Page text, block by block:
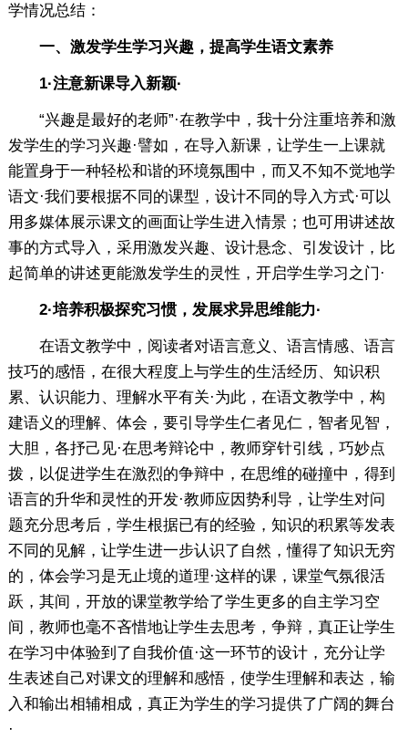
学情况总结：
一、激发学生学习兴趣，提高学生语文素养
1·注意新课导入新颖·
“兴趣是最好的老师”·在教学中，我十分注重培养和激
发学生的学习兴趣·譬如，在导入新课，让学生一上课就
能置身于一种轻松和谐的环境氛围中，而又不知不觉地学
语文·我们要根据不同的课型，设计不同的导入方式·可以
用多媒体展示课文的画面让学生进入情景；也可用讲述故
事的方式导入，采用激发兴趣、设计悬念、引发设计，比
起简单的讲述更能激发学生的灵性，开启学生学习之门·
2·培养积极探究习惯，发展求异思维能力·
在语文教学中，阅读者对语言意义、语言情感、语言
技巧的感悟，在很大程度上与学生的生活经历、知识积
累、认识能力、理解水平有关·为此，在语文教学中，构
建语义的理解、体会，要引导学生仁者见仁，智者见智，
大胆，各抒己见·在思考辩论中，教师穿针引线，巧妙点
拨，以促进学生在激烈的争辩中，在思维的碰撞中，得到
语言的升华和灵性的开发·教师应因势利导，让学生对问
题充分思考后，学生根据已有的经验，知识的积累等发表
不同的见解，让学生进一步认识了自然，懂得了知识无穷
的，体会学习是无止境的道理·这样的课，课堂气氛很活
跃，其间，开放的课堂教学给了学生更多的自主学习空
间，教师也毫不吝惜地让学生去思考，争辩，真正让学生
在学习中体验到了自我价值·这一环节的设计，充分让学
生表述自己对课文的理解和感悟，使学生理解和表达，输
入和输出相辅相成，真正为学生的学习提供了广阔的舞台
·